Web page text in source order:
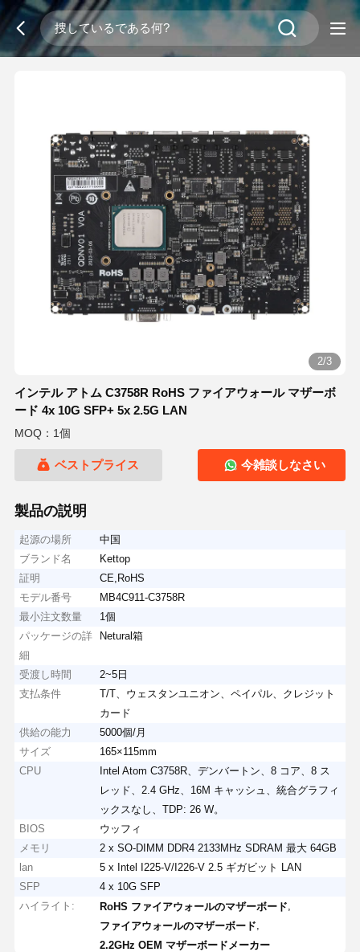
2/3
インテル アトム C3758R RoHS ファイアウォール マザーボ
ード 4x 10G SFP+ 5x 2.5G LAN
MOQ：1個
ベストプライス 今雑談しなさい
製品の説明
起源の場所
中国
ブランド名
Kettop
証明
CE,RoHS
モデル番号
MB4C911-C3758R
最小注文数量
1個
パッケージの詳
細
Netural箱
受渡し時間
2~5日
支払条件
T/T、ウェスタンユニオン、ペイパル、クレジット
カード
供給の能力
5000個/月
サイズ
165×115mm
CPU
Intel Atom C3758R、デンバートン、8 コア、8 ス
レッド、2.4 GHz、16M キャッシュ、統合グラフィ
ックスなし、TDP: 26 W。
BIOS
ウッフィ
メモリ
2 x SO-DIMM DDR4 2133MHz SDRAM 最大 64GB
lan
5 x Intel I225-V/I226-V 2.5 ギガビット LAN
SFP
4 x 10G SFP
ハイライト:
RoHS ファイアウォールのマザーボード
ファイアウォールのマザーボード
2.2GHz OEM マザーボードメーカー